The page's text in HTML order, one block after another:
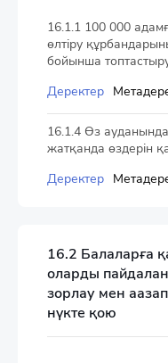
16.1.1 100 000
өлтіру
бойынша
Деректер
16.1.4 Өз
жатқанда өздерін
Деректер
16.2 Балаларға
оларды
зорлау мен
нүкте қою